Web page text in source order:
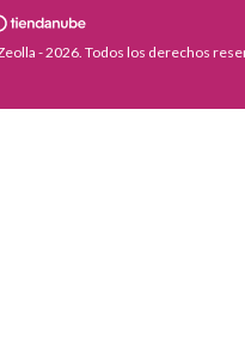
- 2026. Todos los derechos